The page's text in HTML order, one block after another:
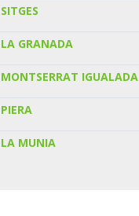
SITGES
LA GRANADA
MONTSERRAT IGUALADA
PIERA
LA MUNIA